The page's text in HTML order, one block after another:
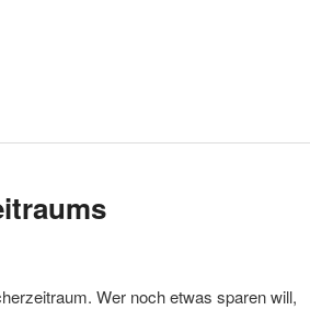
Wer noch etwas sparen will,